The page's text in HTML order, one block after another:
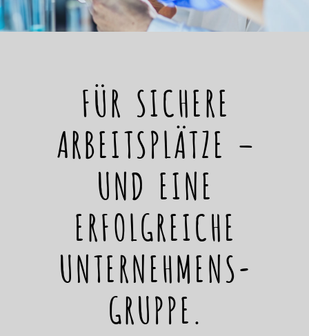
FÜR SICHERE
ARBEITSPLÄTZE –
UND EINE
ERFOLGREICHE
UNTERNEHMENS-
GRUPPE.